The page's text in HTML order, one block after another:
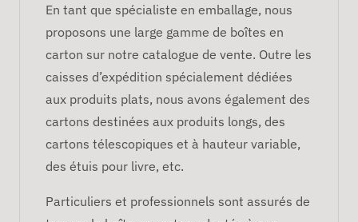
En tant que spécialiste en emballage, nous
proposons une large gamme de boîtes en
carton sur notre catalogue de vente. Outre les
caisses d’expédition spécialement dédiées
aux produits plats, nous avons également des
cartons destinées aux produits longs, des
cartons télescopiques et à hauteur variable,
des étuis pour livre, etc.
Particuliers et professionnels sont assurés de